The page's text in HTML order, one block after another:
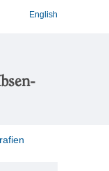
English